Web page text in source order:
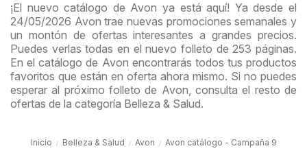
¡El nuevo catálogo de Avon ya está aquí! Ya desde el
24/05/2026 Avon trae nuevas promociones semanales y
un montón de ofertas interesantes a grandes precios.
Puedes verlas todas en el nuevo folleto de 253 páginas.
En el catálogo de Avon encontrarás todos tus productos
favoritos que están en oferta ahora mismo. Si no puedes
esperar al próximo folleto de Avon, consulta el resto de
ofertas de la categoría Belleza & Salud.
Inicio Belleza & Salud Avon Avon catálogo - Campaña 9